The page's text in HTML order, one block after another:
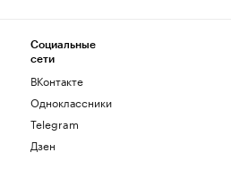
Социальные
сети
ВКонтакте
Одноклассники
Telegram
Дзен